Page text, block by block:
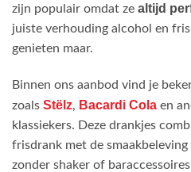
zijn populair omdat ze altijd
juiste verhouding alcohol en
genieten maar.
Binnen ons aanbod vind je
zoals Stëlz, Bacardi Cola en
klassiekers. Deze drankjes
frisdrank met de
zonder shaker of